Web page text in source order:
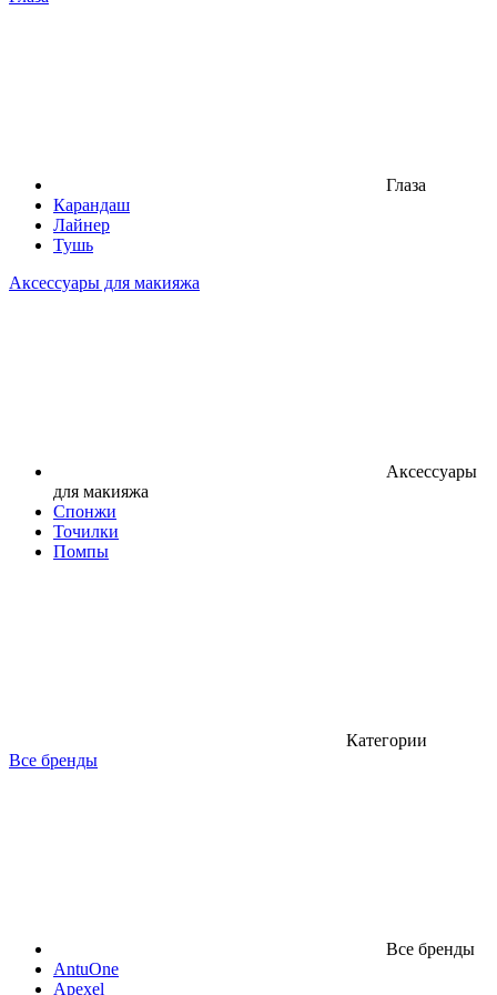
Глаза
Карандаш
Лайнер
Тушь
Аксессуары для макияжа
Аксессуары
для макияжа
Спонжи
Точилки
Помпы
Категории
Все бренды
Все бренды
AntuOne
Apexel